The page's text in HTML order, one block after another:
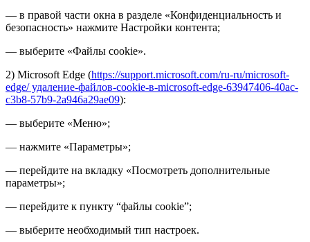
— в правой части окна в разделе «Конфиденциальность и
безопасность» нажмите Настройки контента;
— выберите «Файлы cookie».
2) Microsoft Edge (https://support.microsoft.com/ru-ru/microsoft-
edge/ удаление-файлов-cookie-в-microsoft-edge-63947406-40ac-
c3b8-57b9-2a946a29ae09):
— выберите «Меню»;
— нажмите «Параметры»;
— перейдите на вкладку «Посмотреть дополнительные
параметры»;
— перейдите к пункту “файлы cookie”;
— выберите необходимый тип настроек.